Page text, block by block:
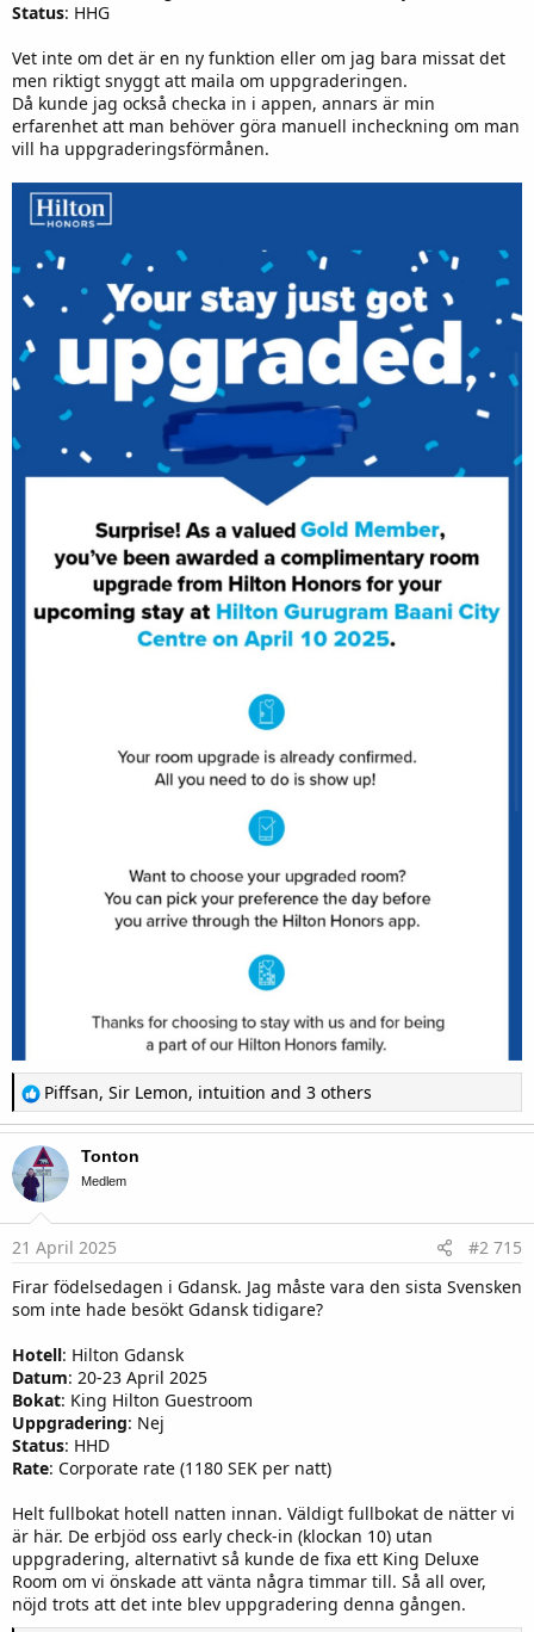
Status: HHG
Vet inte om det är en ny funktion eller om jag bara missat det
men riktigt snyggt att maila om uppgraderingen.
Då kunde jag också checka in i appen, annars är min
erfarenhet att man behöver göra manuell incheckning om man
vill ha uppgraderingsförmånen.
R
a
c
t
i
o
:
Piffsan, Sir Lemon, intuition and 3 others
Tonton
Medlem
21 April 2025
#2 715
Firar födelsedagen i Gdansk. Jag måste vara den sista Svensken
som inte hade besökt Gdansk tidigare?
Hotell: Hilton Gdansk
Datum: 20-23 April 2025
Bokat: King Hilton Guestroom
Uppgradering: Nej
Status: HHD
Rate: Corporate rate (1180 SEK per natt)
Helt fullbokat hotell natten innan. Väldigt fullbokat de nätter vi
är här. De erbjöd oss early check-in (klockan 10) utan
uppgradering, alternativt så kunde de fixa ett King Deluxe
Room om vi önskade att vänta några timmar till. Så all over,
nöjd trots att det inte blev uppgradering denna gången.